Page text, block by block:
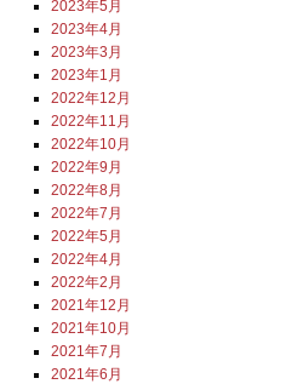
2023年5月
2023年4月
2023年3月
2023年1月
2022年12月
2022年11月
2022年10月
2022年9月
2022年8月
2022年7月
2022年5月
2022年4月
2022年2月
2021年12月
2021年10月
2021年7月
2021年6月